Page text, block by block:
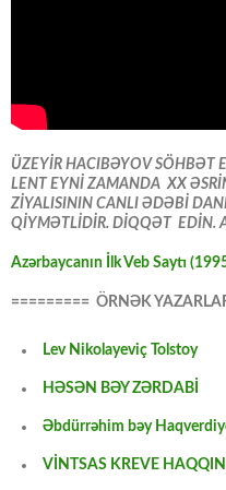
ÜZEYİR HACIBƏYOV SÖHBƏT
LENT EYNİ ZAMANDA XX
ZİYALISININ CANLI ƏDƏBİ
QİYMƏTLİDİR. DİQQƏT EDİN.
Azərbaycanın İlk Veb Saytı
========= ÖRNƏK
Lev Nikolayeviç Tolstoy
HƏSƏN BƏY ZƏRDABİ
Əbdürrəhim bəy
VİNTSAS KREVE